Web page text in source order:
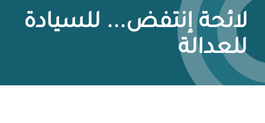
لائحة إنتفض... للسيادة
للعدالة